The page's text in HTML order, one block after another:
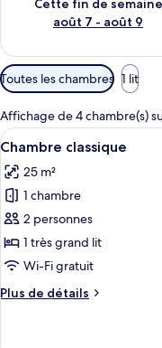
Cette fin de semaine
août 7 - août 9
Filtres
disponibles
pour
les
chambres
Toutes les chambres 1 lit
Affichage de 4 chambre(s)
Afficher
toutes
les
photos
pour
ce
type
chambre :
4
Chambre classique
25 m²
1 chambre
2 personnes
1 très grand lit
Wi-Fi gratuit
Plus de détails
Plus